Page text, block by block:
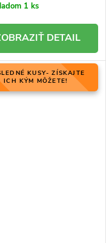
1 ks
DETAIL
KUSY- ZÍSKAJTE
ICH KÝM MÔŽETE!